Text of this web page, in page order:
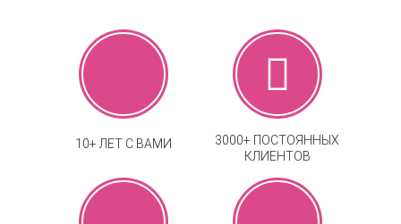
10+ ЛЕТ С ВАМИ
3000+ ПОСТОЯННЫХ
КЛИЕНТОВ